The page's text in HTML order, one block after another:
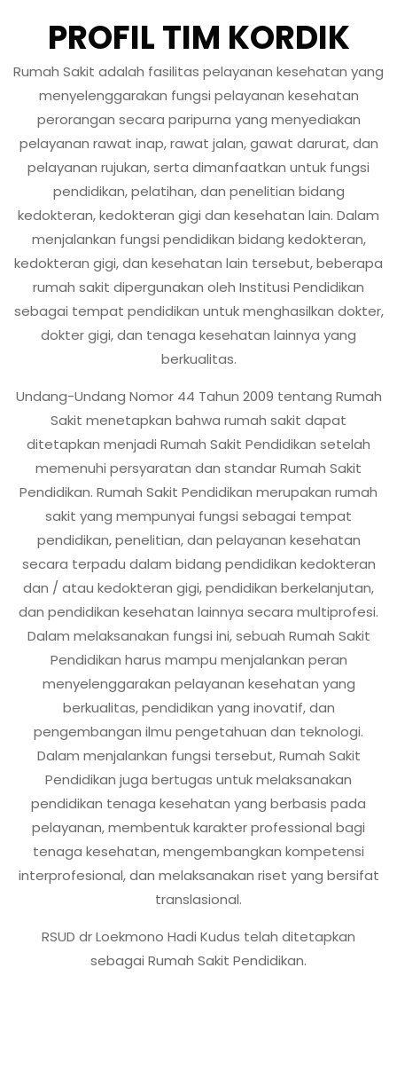
PROFIL TIM KORDIK
Rumah Sakit adalah fasilitas pelayanan kesehatan yang
menyelenggarakan fungsi pelayanan kesehatan
perorangan secara paripurna yang menyediakan
pelayanan rawat inap, rawat jalan, gawat darurat, dan
pelayanan rujukan, serta dimanfaatkan untuk fungsi
pendidikan, pelatihan, dan penelitian bidang
kedokteran, kedokteran gigi dan kesehatan lain. Dalam
menjalankan fungsi pendidikan bidang kedokteran,
kedokteran gigi, dan kesehatan lain tersebut, beberapa
rumah sakit dipergunakan oleh Institusi Pendidikan
sebagai tempat pendidikan untuk menghasilkan dokter,
dokter gigi, dan tenaga kesehatan lainnya yang
berkualitas.
Undang-Undang Nomor 44 Tahun 2009 tentang Rumah
Sakit menetapkan bahwa rumah sakit dapat
ditetapkan menjadi Rumah Sakit Pendidikan setelah
memenuhi persyaratan dan standar Rumah Sakit
Pendidikan. Rumah Sakit Pendidikan merupakan rumah
sakit yang mempunyai fungsi sebagai tempat
pendidikan, penelitian, dan pelayanan kesehatan
secara terpadu dalam bidang pendidikan kedokteran
dan / atau kedokteran gigi, pendidikan berkelanjutan,
dan pendidikan kesehatan lainnya secara multiprofesi.
Dalam melaksanakan fungsi ini, sebuah Rumah Sakit
Pendidikan harus mampu menjalankan peran
menyelenggarakan pelayanan kesehatan yang
berkualitas, pendidikan yang inovatif, dan
pengembangan ilmu pengetahuan dan teknologi.
Dalam menjalankan fungsi tersebut, Rumah Sakit
Pendidikan juga bertugas untuk melaksanakan
pendidikan tenaga kesehatan yang berbasis pada
pelayanan, membentuk karakter professional bagi
tenaga kesehatan, mengembangkan kompetensi
interprofesional, dan melaksanakan riset yang bersifat
translasional.
RSUD dr Loekmono Hadi Kudus telah ditetapkan
sebagai Rumah Sakit Pendidikan.